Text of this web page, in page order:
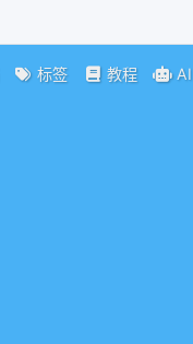
标签 教程 AI